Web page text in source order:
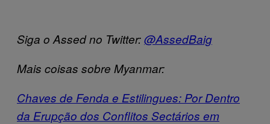
Siga o Assed no Twitter:@AssedBaig
Mais coisas sobre Myanmar:
Chaves de Fenda e Estilingues: Por Dentro
da Erupção dos Conflitos Sectários em